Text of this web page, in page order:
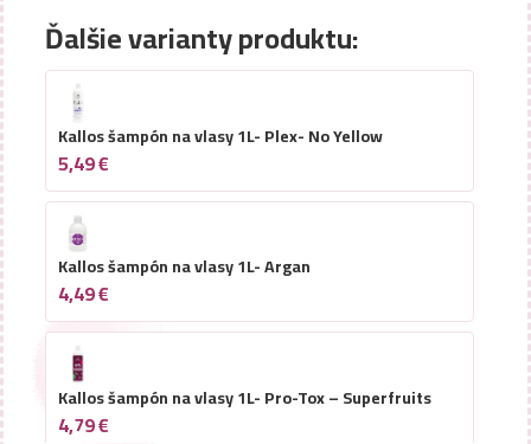
Ďalšie varianty produktu:
Kallos šampón na vlasy 1L- Plex- No Yellow
5,49€
Kallos šampón na vlasy 1L- Argan
4,49€
Kallos šampón na vlasy 1L- Pro-Tox – Superfruits
4,79€